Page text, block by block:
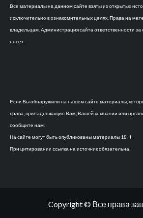
Все материалы на данном сайте взяты из открытых
исключительно в ознакомительных целях. Права на
владельцам. Администрация сайта ответственности
несет.
Если Вы обнаружили на нашем сайте материалы,
права, принадлежащие Вам, Вашей компании или
сообщите нам.
На сайте могут быть опубликованы материалы 18+!
При цитировании ссылка на источник обязательна.
Copyright © Все права